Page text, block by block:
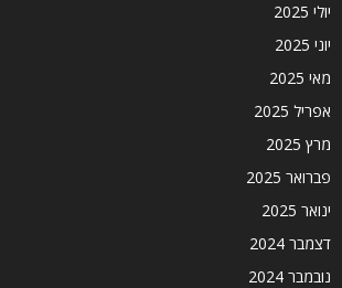
יולי 2025
יוני 2025
מאי 2025
אפריל 2025
מרץ 2025
פברואר 2025
ינואר 2025
דצמבר 2024
נובמבר 2024